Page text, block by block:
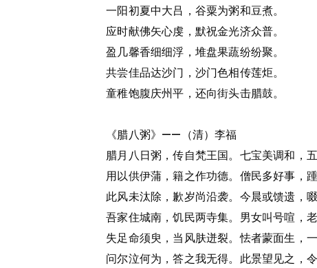
一阳初夏中大吕，谷粟为粥和豆煮。
应时献佛矢心虔，默祝金光济众普。
盈几馨香细细浮，堆盘果蔬纷纷聚。
共尝佳品达沙门，沙门色相传莲炬。
童稚饱腹庆州平，还向街头击腊鼓。
《腊八粥》——（清）李福
腊月八日粥，传自梵王国。七宝美调和，五
用以供伊蒲，籍之作功德。僧民多好事，踵
此风未汰除，歉岁尚沿袭。今晨或馈遗，啜
吾家住城南，饥民两寺集。男女叫号喧，老
失足命须臾，当风肤迸裂。怯者蒙面生，一
问尔泣何为，答之我无得。此景望见之，令